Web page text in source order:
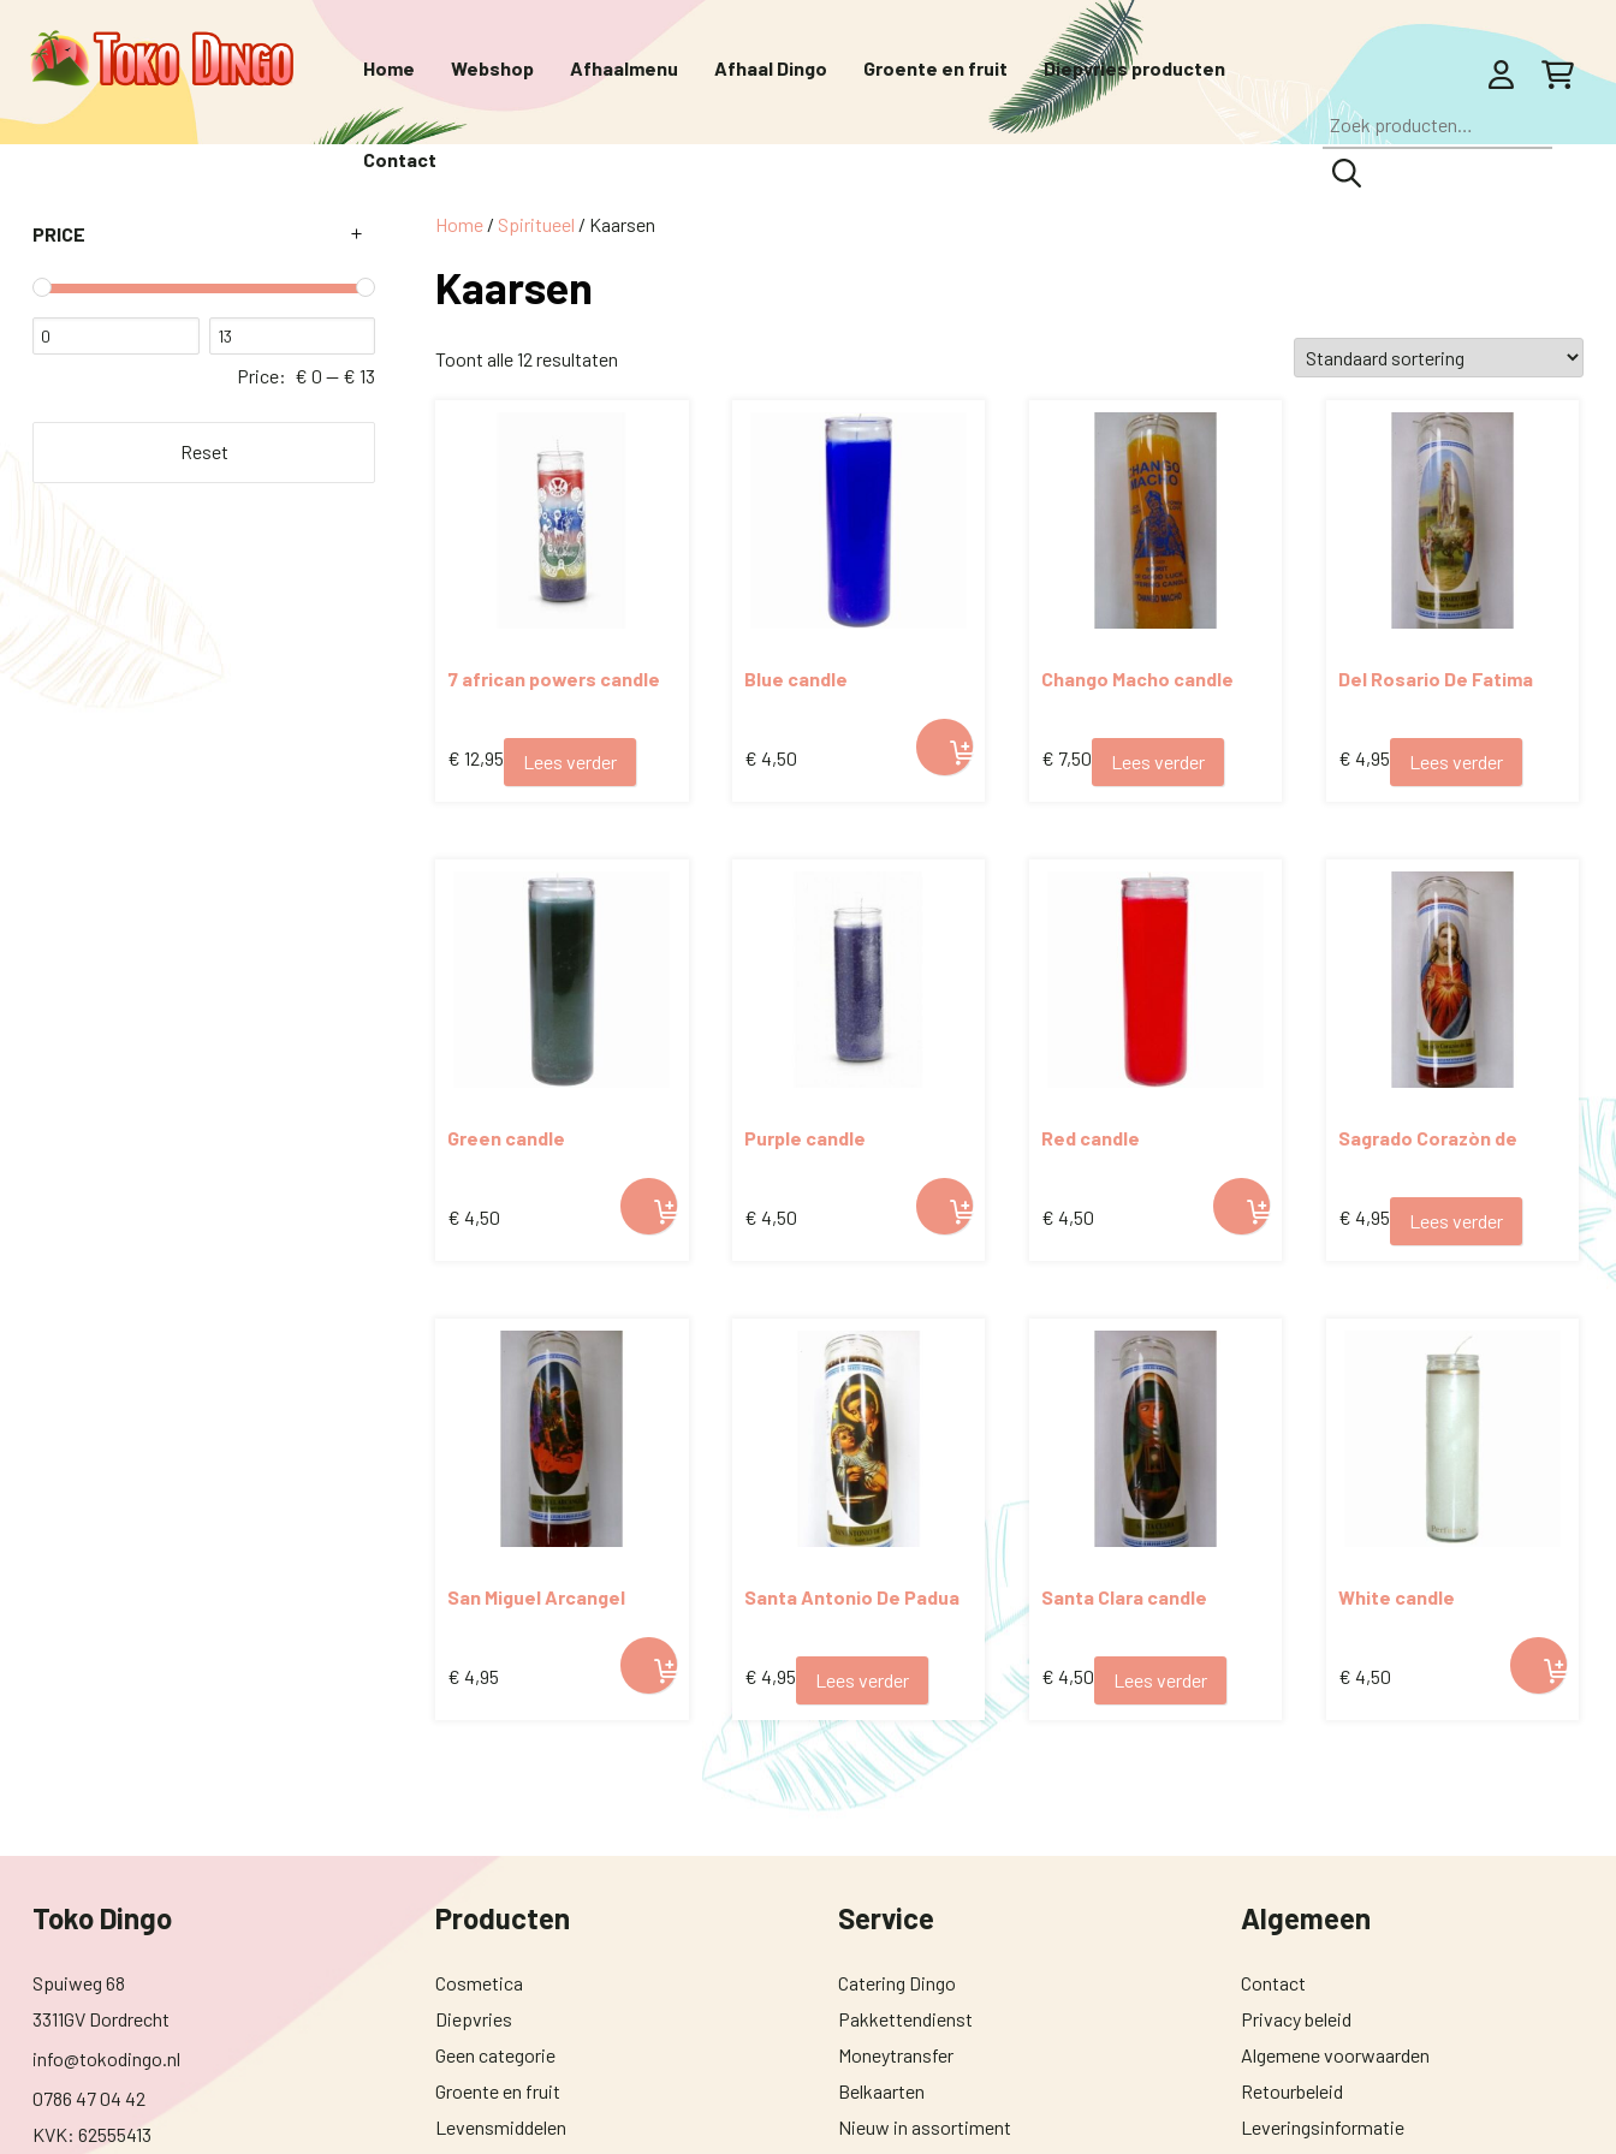
Home Webshop Afhaalmenu Afhaal Dingo Groente en fruit Diepvries producten
Contact
Zoeken
naar:
PRICE
Price: € 0 — € 13
Reset
Home / Spiritueel / Kaarsen
Kaarsen
Toont alle 12 resultaten
7 african powers candle
€ 12,95 Lees verder
Blue candle
€ 4,50
Chango Macho candle
€ 7,50 Lees verder
Del Rosario De Fatima
€ 4,95 Lees verder
Green candle
€ 4,50
Purple candle
€ 4,50
Red candle
€ 4,50
Sagrado Corazòn de
€ 4,95 Lees verder
San Miguel Arcangel
€ 4,95
Santa Antonio De Padua
€ 4,95 Lees verder
Santa Clara candle
€ 4,50 Lees verder
White candle
€ 4,50
Toko Dingo
Spuiweg 68
3311GV Dordrecht
info@tokodingo.nl
0786 47 04 42
KVK: 62555413
Producten
Cosmetica
Diepvries
Geen categorie
Groente en fruit
Levensmiddelen
Service
Catering Dingo
Pakkettendienst
Moneytransfer
Belkaarten
Nieuw in assortiment
Algemeen
Contact
Privacy beleid
Algemene voorwaarden
Retourbeleid
Leveringsinformatie